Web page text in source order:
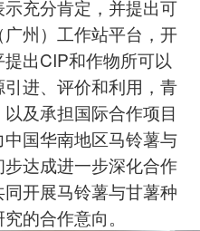
充分肯定，并提出可
州）工作站平台，开
出CIP和作物所可以
进、评价和利用，青
及承担国际合作项目
国华南地区马铃薯与
达成进一步深化合作
开展马铃薯与甘薯种
的合作意向。